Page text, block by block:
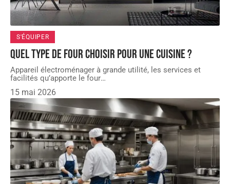
S'ÉQUIPER
Quel type de four choisir pour une cuisine ?
Appareil électroménager à grande utilité, les services et
facilités qu’apporte le four…
15 mai 2026